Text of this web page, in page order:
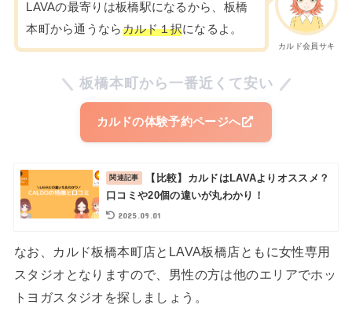
カルド会員サキ
LAVAの最寄りは板橋駅になるから、板橋
本町から通うならカルド１択になるよ。
板橋本町から一番近くて安い
カルドの体験予約ページへ
【比較】カルドはLAVAよりオススメ？
口コミや20個の違いが丸わかり！
2025.09.01
なお、カルド板橋本町店とLAVA板橋店ともに女性専用
スタジオとなりますので、男性の方は他のエリアでホッ
トヨガスタジオを探しましょう。